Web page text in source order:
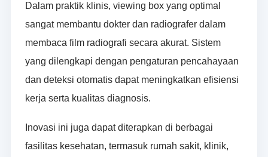
Dalam praktik klinis, viewing box yang optimal
sangat membantu dokter dan radiografer dalam
membaca film radiografi secara akurat. Sistem
yang dilengkapi dengan pengaturan pencahayaan
dan deteksi otomatis dapat meningkatkan efisiensi
kerja serta kualitas diagnosis.
Inovasi ini juga dapat diterapkan di berbagai
fasilitas kesehatan, termasuk rumah sakit, klinik,